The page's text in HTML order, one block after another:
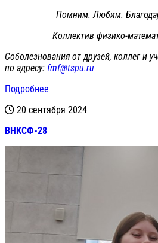
Помним. Любим.
Коллектив физико-
Соболезнования от друзей, коллег и
по адресу: fmf@tspu.ru
Подробнее
20 сентября 2024
ВНКСФ-28